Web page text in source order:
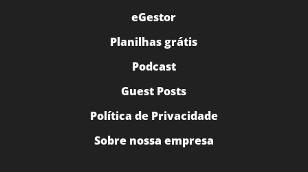
eGestor
Planilhas grátis
Podcast
Guest Posts
Política de Privacidade
Sobre nossa empresa